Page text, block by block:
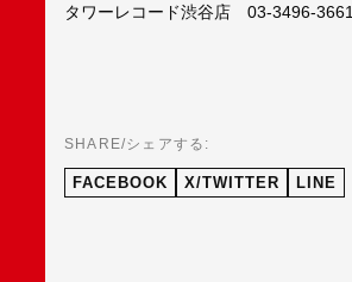
タワーレコード渋谷店 03-3496-3661
SHARE/シェアする:
FACEBOOK X/TWITTER LINE